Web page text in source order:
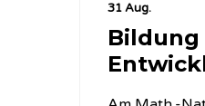
31 Aug.